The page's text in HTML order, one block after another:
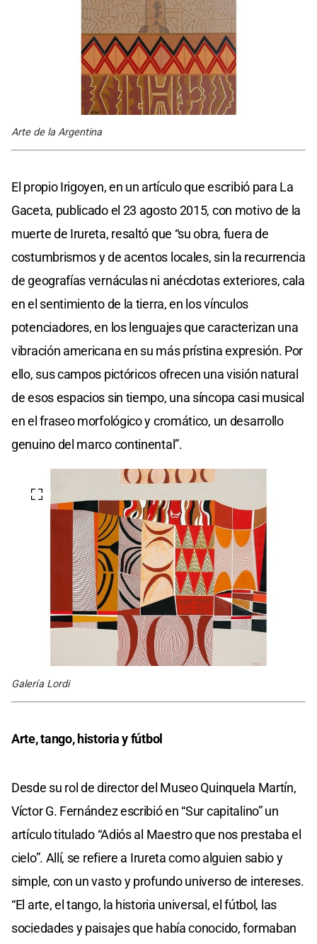
Arte de la Argentina
El propio Irigoyen, en un artículo que escribió para La
Gaceta, publicado el 23 agosto 2015, con motivo de la
muerte de Irureta, resaltó que “su obra, fuera de
costumbrismos y de acentos locales, sin la recurrencia
de geografías vernáculas ni anécdotas exteriores, cala
en el sentimiento de la tierra, en los vínculos
potenciadores, en los lenguajes que caracterizan una
vibración americana en su más prístina expresión. Por
ello, sus campos pictóricos ofrecen una visión natural
de esos espacios sin tiempo, una síncopa casi musical
en el fraseo morfológico y cromático, un desarrollo
genuino del marco continental”.
Galería Lordi
Arte, tango, historia y fútbol
Desde su rol de director del Museo Quinquela Martín,
Víctor G. Fernández escribió en “Sur capitalino” un
artículo titulado “Adiós al Maestro que nos prestaba el
cielo”. Allí, se refiere a Irureta como alguien sabio y
simple, con un vasto y profundo universo de intereses.
“El arte, el tango, la historia universal, el fútbol, las
sociedades y paisajes que había conocido, formaban